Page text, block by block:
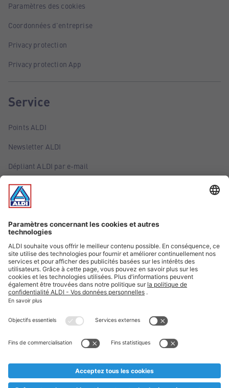
Paramètres des cookies
Coordonnées d'entreprise
Privacy protection
Privacy protection App
Service
Points ALDI
Newsletter ALDI
Dépliant ALDI par e-mail
Offres
Infos essentielles
Suivez ALDI Belgique
Textes marqués d'un astérisque et mentions légales
* Nous vendons ces articles temporairement et jusqu'à
au cas où, malgré le planning bien étudié, nous serions
prématurément en rupture de stock. Prix Recupel et TVA incl.
** Sur ce site, l’utilisation de la forme masculine a été adoptée